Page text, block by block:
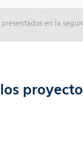
en la